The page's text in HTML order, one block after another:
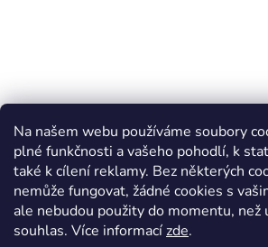
Na našem webu používáme soubory
plné funkčnosti a vašeho pohodlí, k
také k cílení reklamy. Bez některých
nemůže fungovat, žádné cookies s
ale nebudou použity do momentu, než
souhlas. Více informacízde.